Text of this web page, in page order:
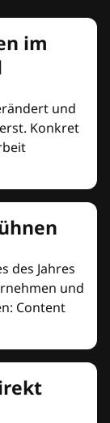
im
und
Konkret
des Jahres
und
Content